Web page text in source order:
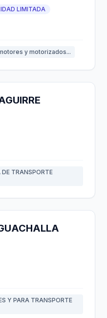
LIMITADA
y motorizados...
TRANSPORTE
Y PARA TRANSPORTE